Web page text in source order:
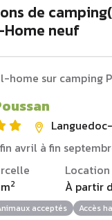
de
neuf
avril à fin
m2
À partir
acceptés Accès